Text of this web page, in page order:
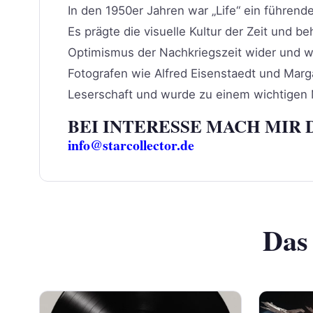
In den 1950er Jahren war „Life“ ein
Es prägte die visuelle Kultur der Zeit und
Optimismus der Nachkriegszeit wider und
Fotografen wie Alfred Eisenstaedt und
Leserschaft und wurde zu einem
BEI INTERESSE MACH MIR
info@starcollector.de